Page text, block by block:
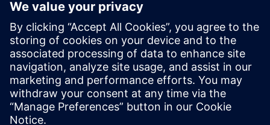
Il white paper illustra la "schedulazione sostenibile", che
sfrutta il software APS per ridurre al minimo le emissioni di
CO2 nei settori industriali.
Scarica il white paper e scopri come ridurre i costi,
minimizzare i lavori in corso e creare un futuro rispettoso
dell'ambiente.
Condividi